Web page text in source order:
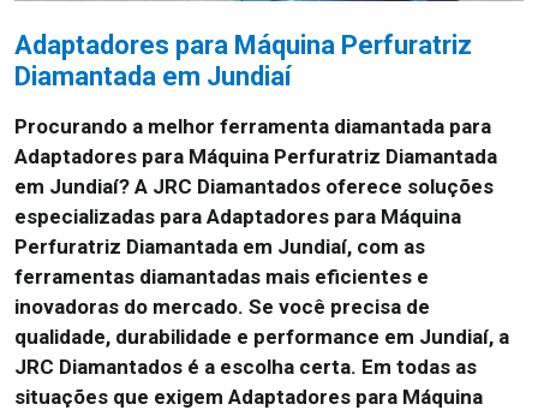
Adaptadores para Máquina Perfuratriz
Diamantada em Jundiaí
Procurando a melhor ferramenta diamantada para
Adaptadores para Máquina Perfuratriz Diamantada
em Jundiaí? A JRC Diamantados oferece soluções
especializadas para Adaptadores para Máquina
Perfuratriz Diamantada em Jundiaí, com as
ferramentas diamantadas mais eficientes e
inovadoras do mercado. Se você precisa de
qualidade, durabilidade e performance em Jundiaí, a
JRC Diamantados é a escolha certa. Em todas as
situações que exigem Adaptadores para Máquina